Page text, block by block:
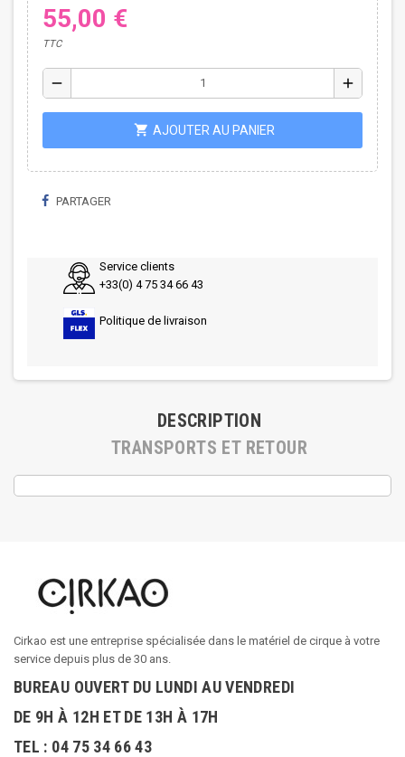
55,00 €
TTC
remove add
shopping_cart AJOUTER AU PANIER
PARTAGER
Service clients
+33(0) 4 75 34 66 43
Politique de livraison
DESCRIPTION
TRANSPORTS ET RETOUR
Cirkao est une entreprise spécialisée dans le matériel de cirque à votre
service depuis plus de 30 ans.
BUREAU OUVERT DU LUNDI AU VENDREDI
DE 9H À 12H ET DE 13H À 17H
TEL : 04 75 34 66 43